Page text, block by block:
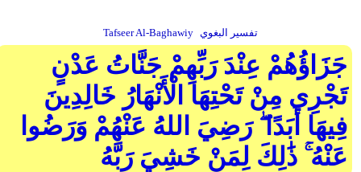
Tafseer Al-Baghawiy تفسير البغوي
جَزَاؤُهُمْ عِنْدَ رَبِّهِمْ جَنَّاتُ عَدْنٍ
تَجْرِي مِنْ تَحْتِهَا الْأَنْهَارُ خَالِدِينَ
فِيهَا أَبَدًا ۖ رَضِيَ اللهُ عَنْهُمْ وَرَضُوا
عَنْهُ ۚ ذَٰلِكَ لِمَنْ خَشِيَ رَبَّهُ